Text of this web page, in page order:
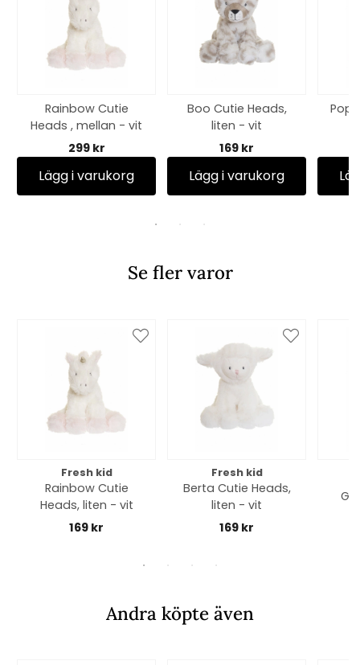
Rainbow Cutie
Heads , mellan - vit
299 kr
Lägg i varukorg
Boo Cutie Heads,
liten - vit
169 kr
Lägg i varukorg
Se fler varor
Fresh kid
Rainbow Cutie
Heads, liten - vit
169 kr
Fresh kid
Berta Cutie Heads,
liten - vit
169 kr
Andra köpte även